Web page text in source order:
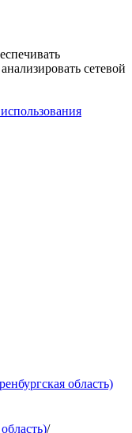
сетевой
область)
/